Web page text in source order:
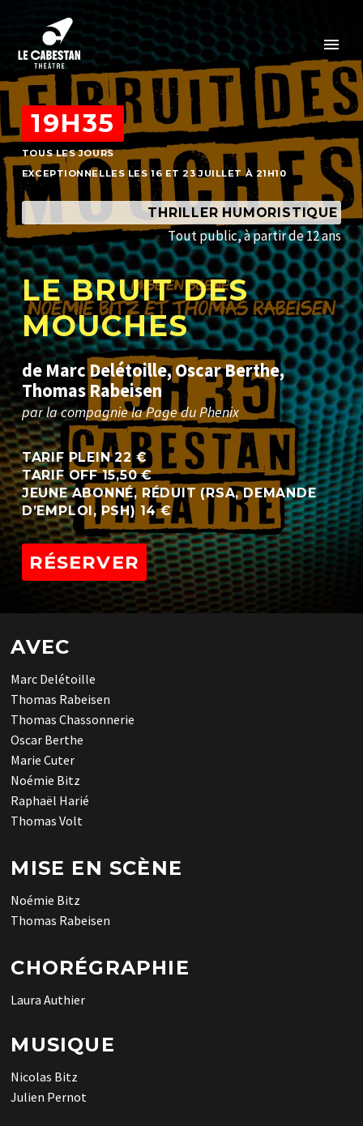
19H35
TOUS LES JOURS
EXCEPTIONNELLES LES 16 ET 23 JUILLET À 21H10
THRILLER HUMORISTIQUE
Toutpublic,àpartirde12ans
LE BRUIT DES
MOUCHES
de Marc Delétoille,OscarBerthe,
Thomas Rabeisen
parlacompagnielaPage duPhenix
TARIF PLEIN 22 €
TARIF OFF 15,50 €
JEUNE ABONNÉ, RÉDUIT (RSA, DEMANDE
D’EMPLOI, PSH) 14 €
RÉSERVER
AVEC
Marc Delétoille
Thomas Rabeisen
Thomas Chassonnerie
Oscar Berthe
Marie Cuter
Noémie Bitz
Raphaël Harié
Thomas Volt
MISE EN SCÈNE
Noémie Bitz
Thomas Rabeisen
CHORÉGRAPHIE
Laura Authier
MUSIQUE
Nicolas Bitz
Julien Pernot